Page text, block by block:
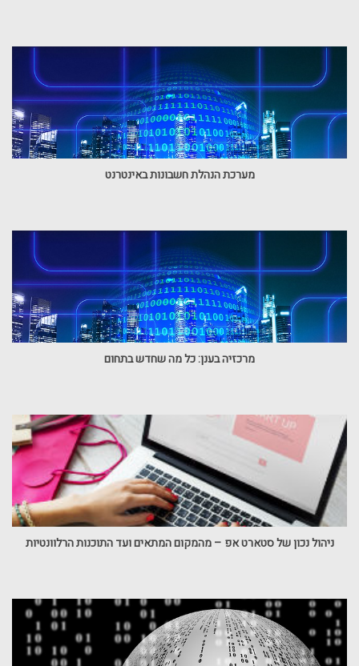
מערכת הנהלת חשבונות באינטרנט
מרכזיה בענן: כל מה שחדש בתחום
ניהול נכון של סטארט אפ – מהמקום המתאים ועד התוכנות הרלוונטיות